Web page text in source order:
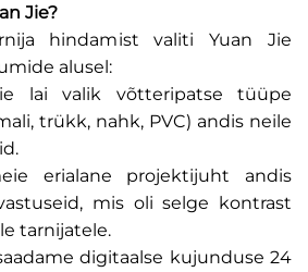
Jie?
hindamist valiti Yuan Jie
alusel:
lai valik võtteripatse tüüpe
trükk, nahk, PVC) andis neile
erialane projektijuht andis
mis oli selge kontrast
tarnijatele.
digitaalse kujunduse 24